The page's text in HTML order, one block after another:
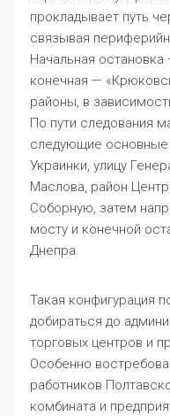
прокладывает путь
связывая
Начальная
конечная —
районы, в
По пути следования
следующие основные
Украинки, улицу
Маслова, район
Соборную, затем
мосту и конечной
Днепра.
Такая конфигурация
добираться до
торговых центров и
Особенно
работников
комбината и